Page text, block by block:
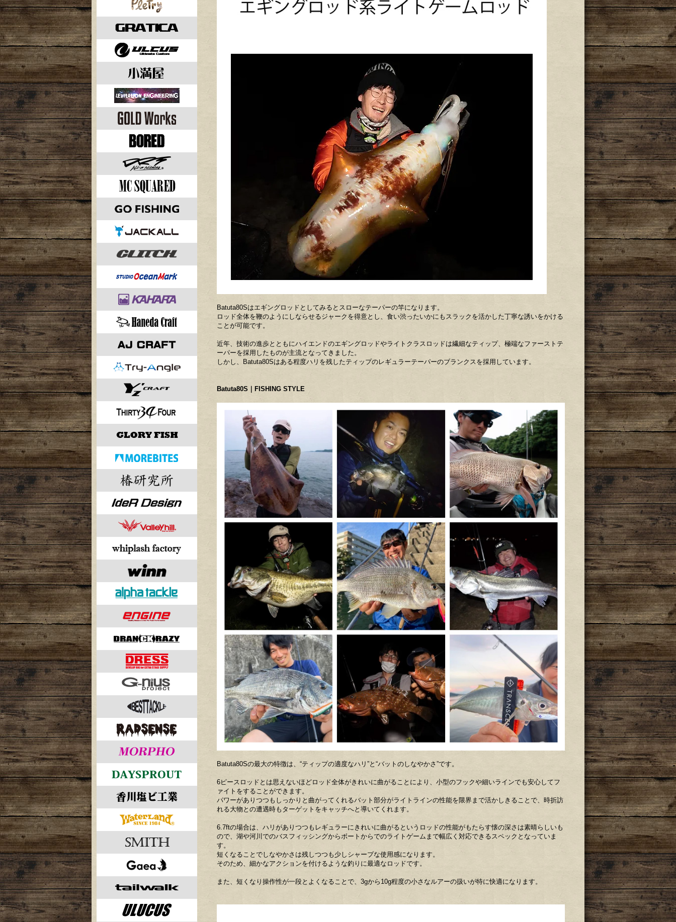
Batuta80Sはエギングロッドとしてみるとスローなテーパーの竿になります。
ロッド全体を鞭のようにしならせるジャークを得意とし、食い渋ったいかにもスラックを活かした丁寧な誘いをかける
ことが可能です。
​近年、技術の進歩とともにハイエンドのエギングロッドやライトクラスロッドは繊細なティップ、極端なファーストテ
ーパーを採用したものが主流となってきました。
しかし、Batuta80Sはある程度ハリを残したティップのレギュラーテーパーのブランクスを採用しています。
Batuta80S｜FISHING STYLE
Batuta80Sの最大の特徴は、“ティップの適度なハリ”と“バットのしなやかさ”です。
6ピースロッドとは思えないほどロッド全体がきれいに曲がることにより、小型のフックや細いラインでも安心してフ
ァイトをすることができます。
パワーがありつつもしっかりと曲がってくれるバット部分がライトラインの性能を限界まで活かしきることで、時折訪
れる大物との遭遇時もターゲットをキャッチへと導いてくれます。
​6.7ftの場合は、ハリがありつつもレギュラーにきれいに曲がるというロッドの性能がもたらす懐の深さは素晴らしいも
ので、湖や河川でのバスフィッシングからボートからでのライトゲームまで幅広く対応できるスペックとなっていま
す。
短くなることでしなやかさは残しつつも少しシャープな使用感になります。
そのため、細かなアクションを付けるような釣りに最適なロッドです。
また、短くなり操作性が一段とよくなることで、3gから10g程度の小さなルアーの扱いが特に快適になります。